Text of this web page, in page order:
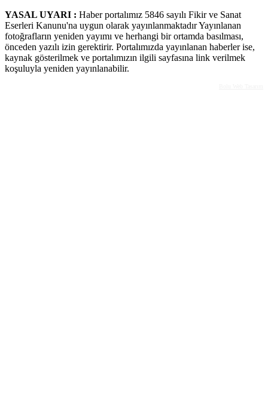
YASAL UYARI : Haber portalımız 5846 sayılı Fikir ve Sanat
Eserleri Kanunu'na uygun olarak yayınlanmaktadır Yayınlanan
fotoğrafların yeniden yayımı ve herhangi bir ortamda basılması,
önceden yazılı izin gerektirir. Portalımızda yayınlanan haberler ise,
kaynak gösterilmek ve portalımızın ilgili sayfasına link verilmek
koşuluyla yeniden yayınlanabilir.